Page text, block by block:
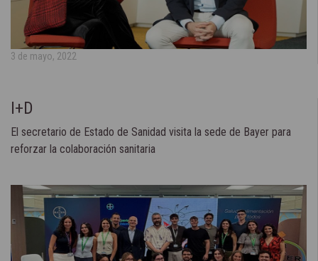
3 de mayo, 2022
I+D
El secretario de Estado de Sanidad visita la sede de Bayer para
reforzar la colaboración sanitaria